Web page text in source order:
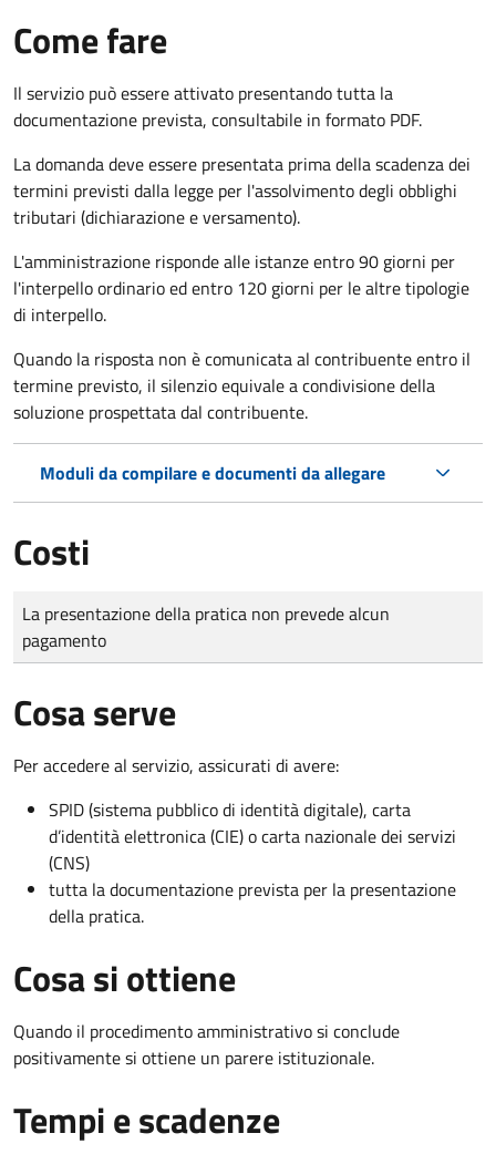
Come fare
Il servizio può essere attivato presentando tutta la
documentazione prevista, consultabile in formato PDF.
La domanda deve essere presentata prima della scadenza dei
termini previsti dalla legge per l'assolvimento degli obblighi
tributari (dichiarazione e versamento).
L'amministrazione risponde alle istanze entro 90 giorni per
l'interpello ordinario ed entro 120 giorni per le altre tipologie
di interpello.
Quando la risposta non è comunicata al contribuente entro il
termine previsto, il silenzio equivale a condivisione della
soluzione prospettata dal contribuente.
Moduli da compilare e documenti da allegare
Costi
Tipo di pagamento
Importo
La presentazione della pratica non prevede alcun
pagamento
Cosa serve
Per accedere al servizio, assicurati di avere:
SPID (sistema pubblico di identità digitale), carta
d’identità elettronica (CIE) o carta nazionale dei servizi
(CNS)
tutta la documentazione prevista per la presentazione
della pratica.
Cosa si ottiene
Quando il procedimento amministrativo si conclude
positivamente si ottiene un parere istituzionale.
Tempi e scadenze